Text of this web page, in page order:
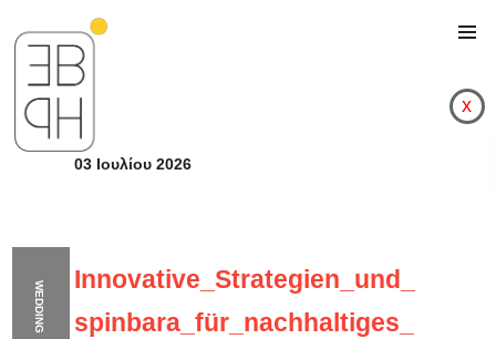
WEDDING
x
03 Ιουλίου 2026
Innovative_Strategien_und_
spinbara_für_nachhaltiges_